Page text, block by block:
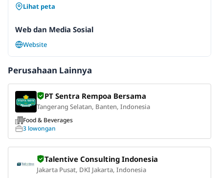
Lihat peta
Web dan Media Sosial
Website
Perusahaan Lainnya
PT Sentra Rempoa Bersama
Tangerang Selatan, Banten, Indonesia
Food & Beverages
3 lowongan
Talentive Consulting Indonesia
Jakarta Pusat, DKI Jakarta, Indonesia